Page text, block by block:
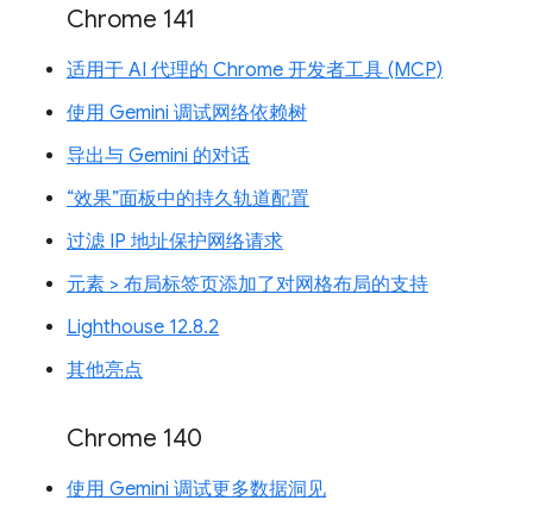
Chrome 141
适用于 AI 代理的 Chrome 开发者工具 (MCP)
使用 Gemini 调试网络依赖树
导出与 Gemini 的对话
“效果”面板中的持久轨道配置
过滤 IP 地址保护网络请求
元素 > 布局标签页添加了对网格布局的支持
Lighthouse 12.8.2
其他亮点
Chrome 140
使用 Gemini 调试更多数据洞见